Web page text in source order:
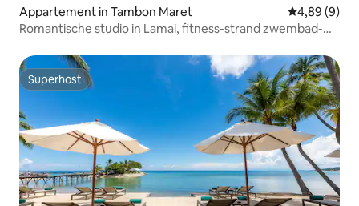
Appartement in Tambon Maret Gemiddelde
4,89 (9)
Romantische studio in Lamai, fitness-strand zwembad-
Superhost
Superhost